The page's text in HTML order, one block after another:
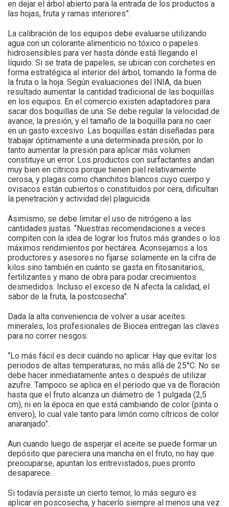
en dejar el árbol abierto para la entrada de los productos a
las hojas, fruta y ramas interiores”.
La calibración de los equipos debe evaluarse utilizando
agua con un colorante alimenticio no tóxico o papeles
hidrosensibles para ver hasta dónde está llegando el
líquido. Si se trata de papeles, se ubican con corchetes en
forma estratégica al interior del árbol, tomando la forma de
la fruta o la hoja. Según evaluaciones del INIA, da buen
resultado aumentar la cantidad tradicional de las boquillas
en los equipos. En el comercio existen adaptadores para
sacar dos boquillas de una. Se debe regular la velocidad de
avance, la presión, y el tamaño de la boquilla para no caer
en un gasto excesivo. Las boquillas están diseñadas para
trabajar óptimamente a una determinada presión, por lo
tanto aumentar la presión para aplicar más volumen
constituye un error. Los productos con surfactantes andan
muy bien en cítricos porque tienen piel relativamente
cerosa, y plagas como chanchitos blancos cuyo cuerpo y
ovisacos están cubiertos o constituidos por cera, dificultan
la penetración y actividad del plaguicida.
Asimismo, se debe limitar el uso de nitrógeno a las
cantidades justas. “Nuestras recomendaciones a veces
compiten con la idea de lograr los frutos más grandes o los
máximos rendimientos por hectárea. Aconsejamos a los
productores y asesores no fijarse solamente en la cifra de
kilos sino también en cuánto se gasta en fitosanitarios,
fertilizantes y mano de obra para podar crecimientos
desmedidos. Incluso el exceso de N afecta la calidad, el
sabor de la fruta, la postcosecha”.
Dada la alta conveniencia de volver a usar aceites
minerales, los profesionales de Biocea entregan las claves
para no correr riesgos:
“Lo más fácil es decir cuándo no aplicar. Hay que evitar los
periodos de altas temperaturas, no más allá de 25°C. No se
debe hacer inmediatamente antes o después de utilizar
azufre. Tampoco se aplica en el periodo que va de floración
hasta que el fruto alcanza un diámetro de 1 pulgada (2,5
cm), ni en la época en que está cambiando de color (pinta o
envero), lo cual vale tanto para limón como cítricos de color
anaranjado”.
Aun cuando luego de asperjar el aceite se puede formar un
depósito que pareciera una mancha en el fruto, no hay que
preocuparse, apuntan los entrevistados, pues pronto
desaparece.
Si todavía persiste un cierto temor, lo más seguro es
aplicar en poscosecha, y hacerlo siempre al menos una vez